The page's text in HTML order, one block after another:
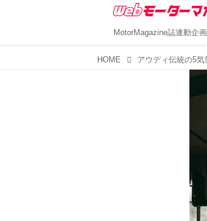
MotorMagazine誌連動企画
HOME